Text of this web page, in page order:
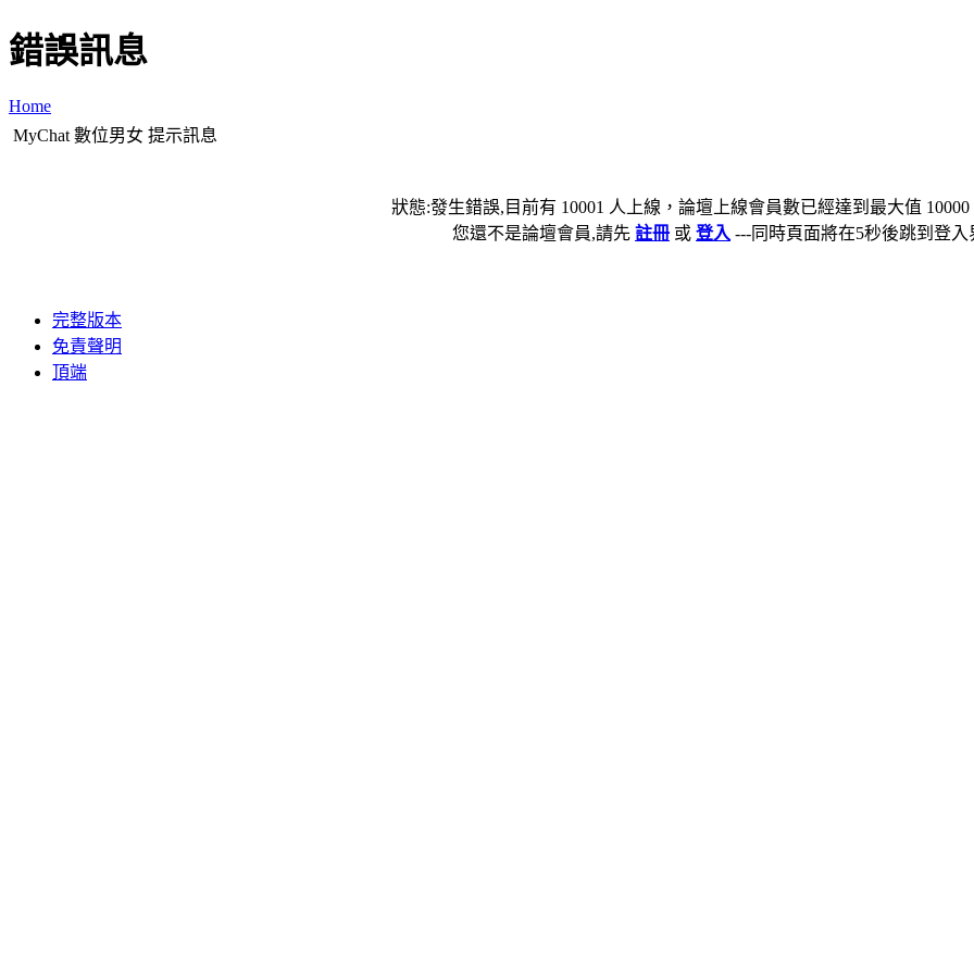
錯誤訊息
Home
MyChat 數位男女 提示訊息
狀態:發生錯誤,目前有 10001 人上線，論壇上線會員數已經達到最大值
您還不是論壇會員,請先 註冊 或 登入 ---同時頁面將在5秒後跳到登入
完整版本
免責聲明
頂端